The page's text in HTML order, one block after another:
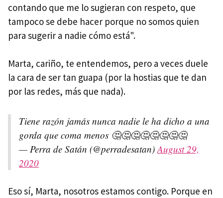
contando que me lo sugieran con respeto, que
tampoco se debe hacer porque no somos quien
para sugerir a nadie cómo está".
Marta, cariño, te entendemos, pero a veces duele
la cara de ser tan guapa (por la hostias que te dan
por las redes, más que nada).
Tiene razón jamás nunca nadie le ha dicho a una
gorda que coma menos 🤔🤔🤔🤔🤔🤔🤔🤔
— Perra de Satán (@perradesatan) August 29,
2020
Eso sí, Marta, nosotros estamos contigo. Porque en